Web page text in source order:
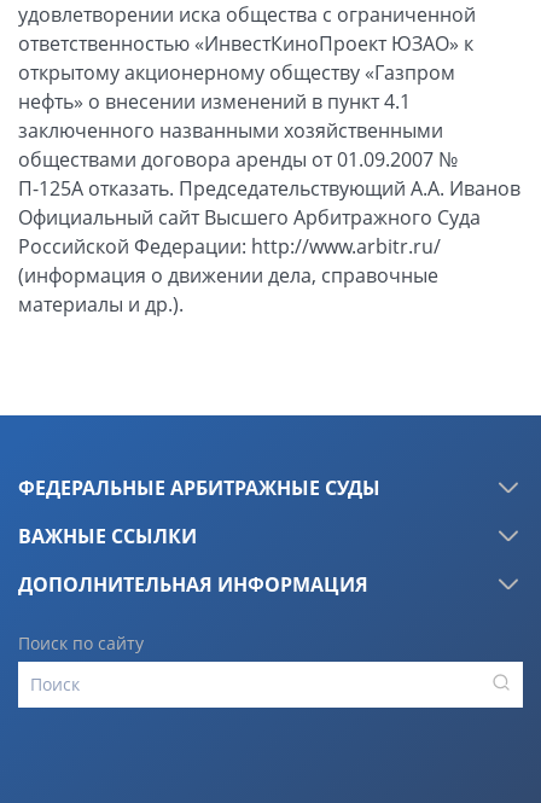
ФЕДЕРАЛЬНЫЕ АРБИТРАЖНЫЕ СУДЫ
ВАЖНЫЕ ССЫЛКИ
ДОПОЛНИТЕЛЬНАЯ ИНФОРМАЦИЯ
Поиск по сайту